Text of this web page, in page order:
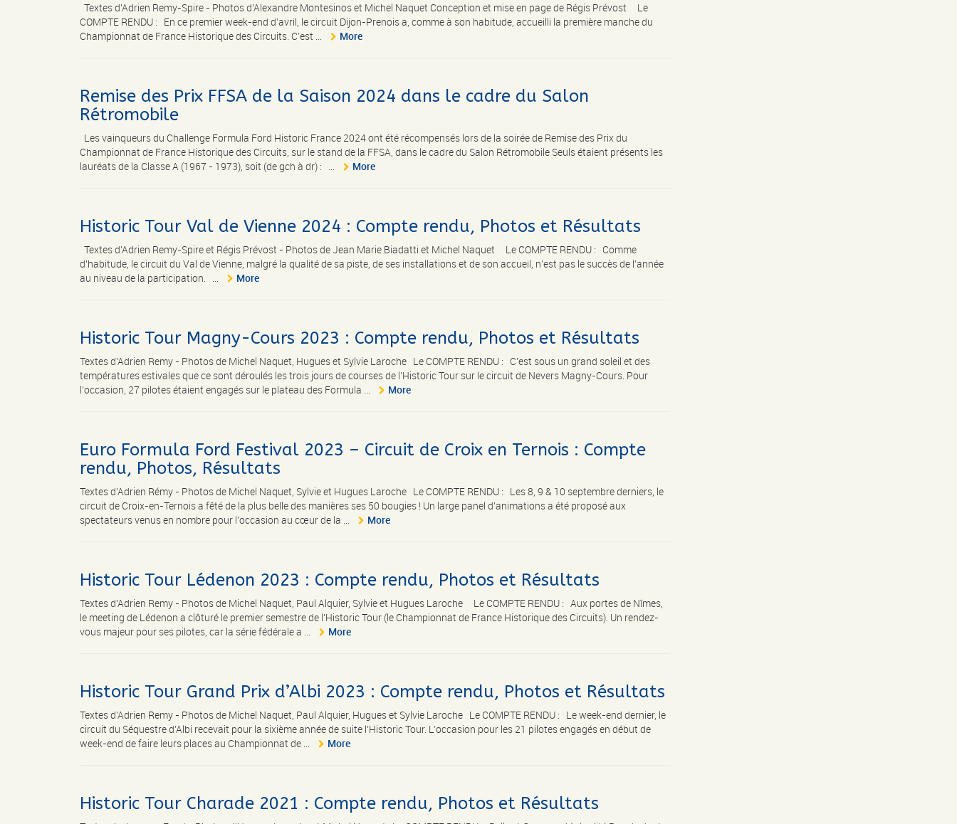
Textes d'Adrien Remy-Spire - Photos d'Alexandre Montesinos et Michel Naquet Conception et mise en page de Régis Prévost Le
COMPTE RENDU : En ce premier week-end d’avril, le circuit Dijon-Prenois a, comme à son habitude, accueilli la première manche du
Championnat de France Historique des Circuits. C’est ...
More
Remise des Prix FFSA de la Saison 2024 dans le cadre du Salon
Rétromobile
Les vainqueurs du Challenge Formula Ford Historic France 2024 ont été récompensés lors de la soirée de Remise des Prix du
Championnat de France Historique des Circuits, sur le stand de la FFSA, dans le cadre du Salon Rétromobile Seuls étaient présents les
lauréats de la Classe A (1967 - 1973), soit (de gch à dr) : ...
More
Historic Tour Val de Vienne 2024 : Compte rendu, Photos et Résultats
Textes d'Adrien Remy-Spire et Régis Prévost - Photos de Jean Marie Biadatti et Michel Naquet Le COMPTE RENDU : Comme
d’habitude, le circuit du Val de Vienne, malgré la qualité de sa piste, de ses installations et de son accueil, n’est pas le succès de l’année
au niveau de la participation. ...
More
Historic Tour Magny-Cours 2023 : Compte rendu, Photos et Résultats
Textes d'Adrien Remy - Photos de Michel Naquet, Hugues et Sylvie Laroche Le COMPTE RENDU : C’est sous un grand soleil et des
températures estivales que ce sont déroulés les trois jours de courses de l’Historic Tour sur le circuit de Nevers Magny-Cours. Pour
l’occasion, 27 pilotes étaient engagés sur le plateau des Formula ...
More
Euro Formula Ford Festival 2023 – Circuit de Croix en Ternois : Compte
rendu, Photos, Résultats
Textes d'Adrien Rémy - Photos de Michel Naquet, Sylvie et Hugues Laroche Le COMPTE RENDU : Les 8, 9 & 10 septembre derniers, le
circuit de Croix-en-Ternois a fêté de la plus belle des manières ses 50 bougies ! Un large panel d’animations a été proposé aux
spectateurs venus en nombre pour l’occasion au cœur de la ...
More
Historic Tour Lédenon 2023 : Compte rendu, Photos et Résultats
Textes d'Adrien Remy - Photos de Michel Naquet, Paul Alquier, Sylvie et Hugues Laroche Le COMPTE RENDU : Aux portes de Nîmes,
le meeting de Lédenon a clôturé le premier semestre de l’Historic Tour (le Championnat de France Historique des Circuits). Un rendez-
vous majeur pour ses pilotes, car la série fédérale a ...
More
Historic Tour Grand Prix d’Albi 2023 : Compte rendu, Photos et Résultats
Textes d'Adrien Remy - Photos de Michel Naquet, Paul Alquier, Hugues et Sylvie Laroche Le COMPTE RENDU : Le week-end dernier, le
circuit du Séquestre d’Albi recevait pour la sixième année de suite l’Historic Tour. L’occasion pour les 21 pilotes engagés en début de
week-end de faire leurs places au Championnat de ...
More
Historic Tour Charade 2021 : Compte rendu, Photos et Résultats